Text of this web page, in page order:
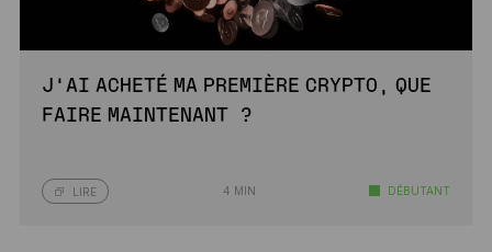
J’AI ACHETÉ MA PREMIÈRE CRYPTO, QUE
FAIRE MAINTENANT ?
LIRE 4 MIN DÉBUTANT